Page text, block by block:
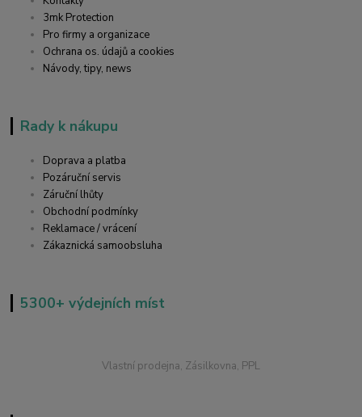
3mk Protection
Pro firmy a organizace
Ochrana os. údajů a cookies
Návody, tipy, news
Rady k nákupu
Doprava a platba
Pozáruční servis
Záruční lhůty
Obchodní podmínky
Reklamace / vrácení
Zákaznická samoobsluha
5300+ výdejních míst
Vlastní prodejna, Zásilkovna, PPL